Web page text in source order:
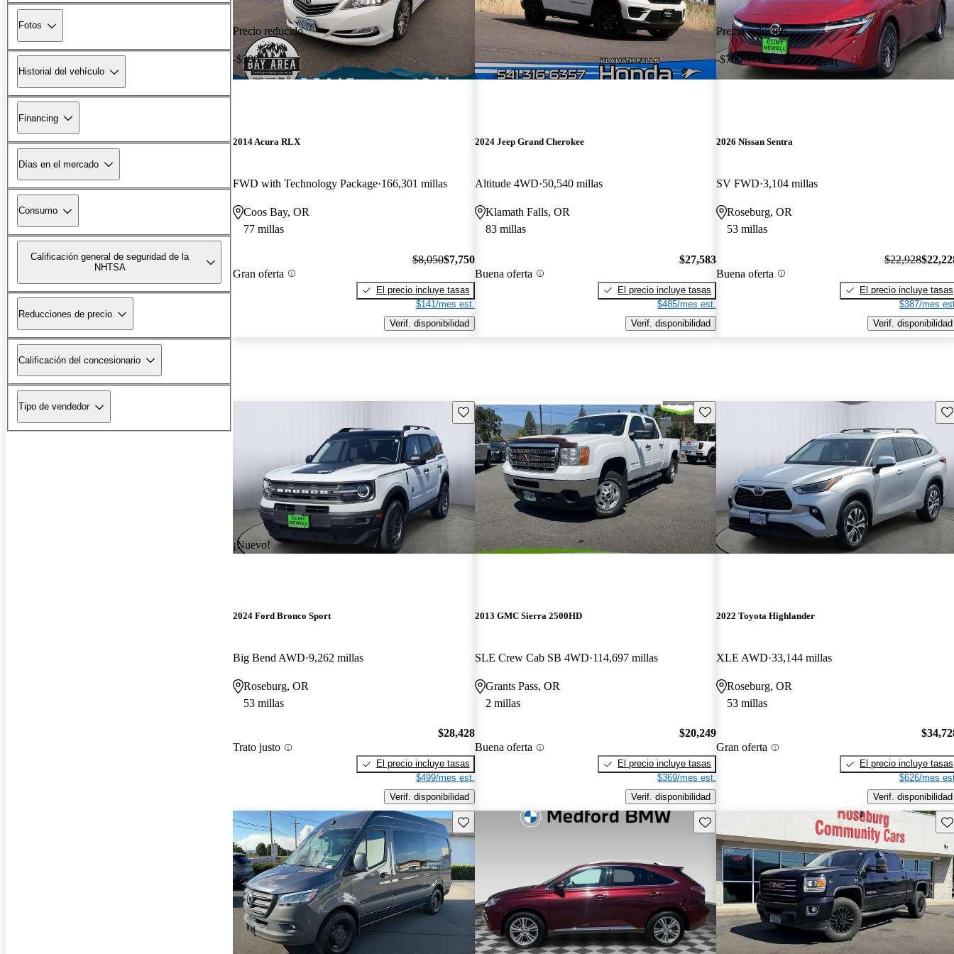
Fotos
Historial del vehículo
Financing
Días en el mercado
Consumo
Calificación general de seguridad de la
NHTSA
Reducciones de precio
Calificación del concesionario
Tipo de vendedor
Precio reducido
-$300
2014 Acura RLX
FWD with Technology Package 166,301 millas
Coos Bay, OR
77 millas
Gran oferta
$8,050$7,750
El precio incluye tasas
$141/mes est.
Verif. disponibilidad
2024 Jeep Grand Cherokee
Altitude 4WD 50,540 millas
Klamath Falls, OR
83 millas
Buena oferta
$27,583
El precio incluye tasas
$485/mes est.
Verif. disponibilidad
Precio reducido
-$700
2026 Nissan Sentra
SV FWD 3,104 millas
Roseburg, OR
53 millas
Buena oferta
$22,928
El precio incluye tasas
$387/mes
Verif. disponibilidad
¡Nuevo!
Guarda este Aviso
2024 Ford Bronco Sport
Big Bend AWD 9,262 millas
Roseburg, OR
53 millas
Trato justo
$28,428
El precio incluye tasas
$499/mes est.
Verif. disponibilidad
Guarda este Aviso
2013 GMC Sierra 2500HD
SLE Crew Cab SB 4WD 114,697 millas
Grants Pass, OR
2 millas
Buena oferta
$20,249
El precio incluye tasas
$369/mes est.
Verif. disponibilidad
2022 Toyota Highlander
XLE AWD 33,144 millas
Roseburg, OR
53 millas
Gran oferta
El precio incluye tasas
$626/mes
Verif. disponibilidad
Guarda este Aviso Guarda este Aviso